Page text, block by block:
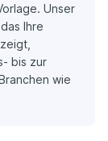
Unser
Ihre
bis zur
wie